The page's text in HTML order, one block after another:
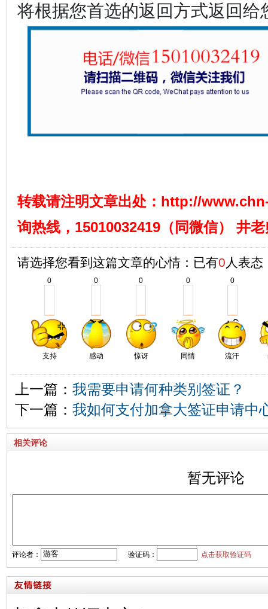
将根据您首选的返回方式返回给
转载请注明文章出处： http://
询热线，15010032419（同微信） 井老
请选择您看到这篇文章的心情：已有0 人表态
0
支持
0
感动
0
惊讶
0
同情
0
流汗
上一篇： 我需要申请何种类别签证？
下一篇： 我如何支付加拿大签证申请中
相关评论
暂无评论
评论者： 验证码： 点击获取验证码